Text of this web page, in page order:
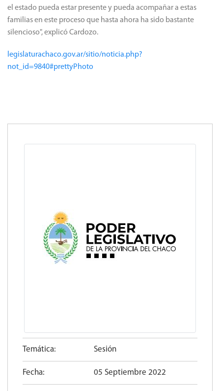
el estado pueda estar presente y pueda acompañar a estas
familias en este proceso que hasta ahora ha sido bastante
silencioso", explicó Cardozo.
legislaturachaco.gov.ar/sitio/noticia.php?
not_id=9840#prettyPhoto
Temática: Sesión
Fecha: 05 Septiembre 2022